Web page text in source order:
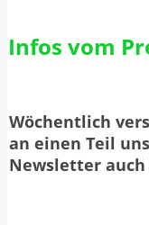
Infos vom
Wöchentlich
an einen Teil
Newsletter